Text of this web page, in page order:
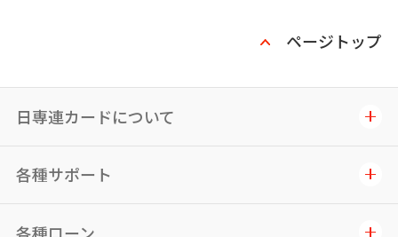
ページトップ
日専連カードについて
各種サポート
各種ローン